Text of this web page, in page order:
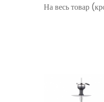
На весь товар